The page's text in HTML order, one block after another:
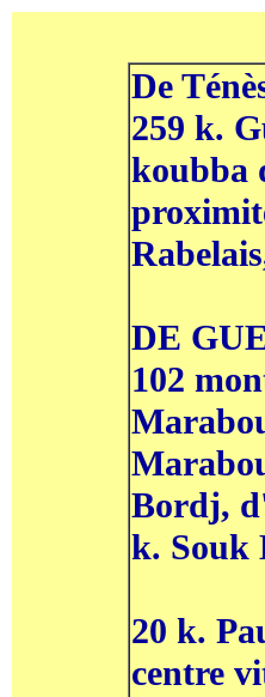
De
259 k.
koubba
DE
102
Bordj,
k. Souk
20 k.
centre